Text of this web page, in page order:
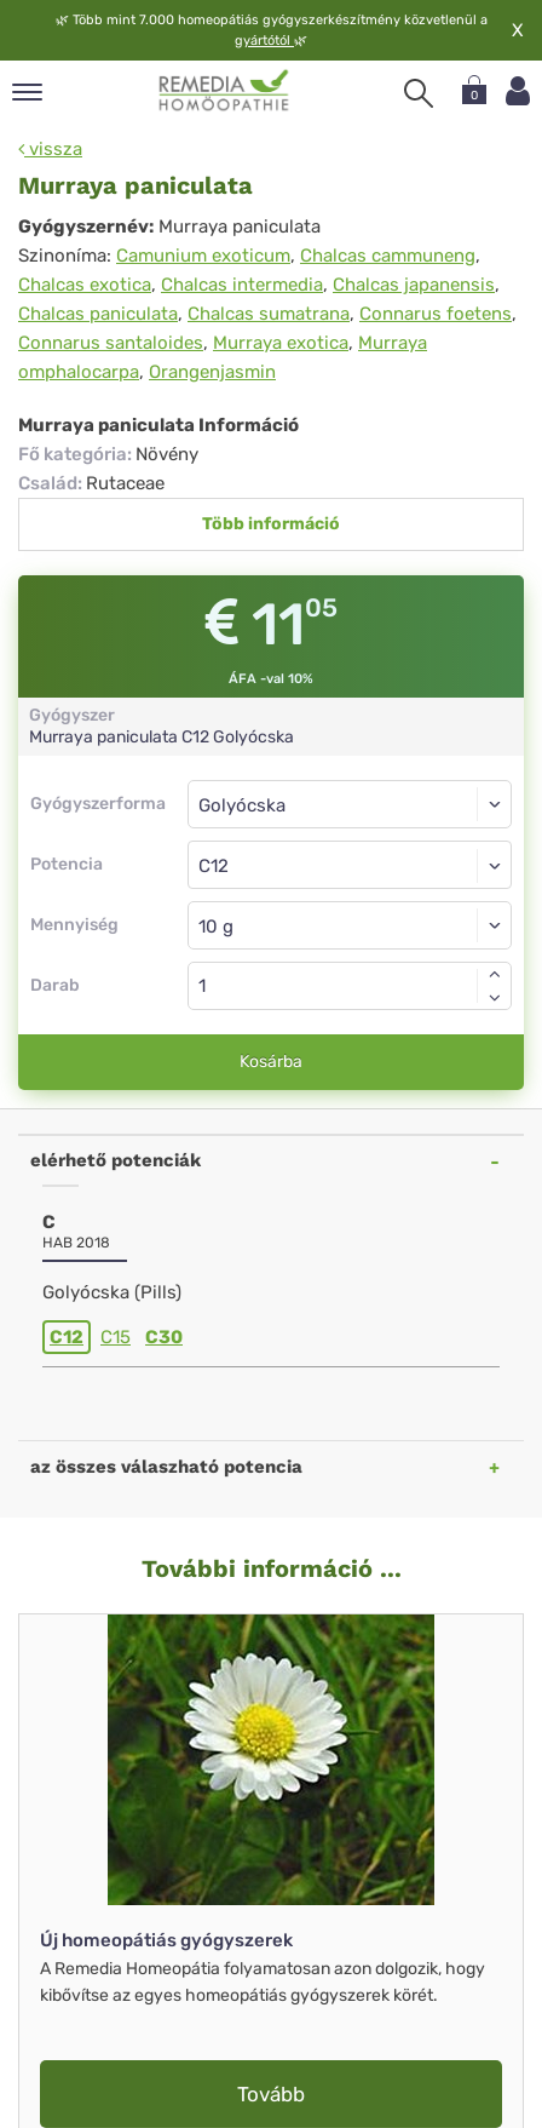
🌿 Több mint 7.000 homeopátiás gyógyszerkészítmény közvetlenül a
gyártótól 🌿 X
0
vissza
Murraya paniculata
Murraya
paniculata
Gyógyszernév: Murraya paniculata
Szinoníma: Camunium exoticum, Chalcas cammuneng,
Chalcas exotica, Chalcas intermedia, Chalcas japanensis,
Chalcas paniculata, Chalcas sumatrana, Connarus foetens,
Connarus santaloides, Murraya exotica, Murraya
omphalocarpa, Orangenjasmin
Murraya paniculata Információ
Fő kategória: Növény
Család: Rutaceae
Több információ
1105
ÁFA -val 10%
Gyógyszer
Murraya paniculata C12Golyócska
Gyógyszerforma
Gyógyszerforma
Potencia
Golyócska
C12
Mennyiség
Golyócska
Darab
Kosárba
elérhető potenciák
C
HAB 2018
Golyócska (Pills)
C12 C15 C30
az összes válaszható potencia
További információ ...
Új homeopátiás gyógyszerek
A Remedia Homeopátia folyamatosan azon dolgozik, hogy
kibővítse az egyes homeopátiás gyógyszerek körét.
Tovább